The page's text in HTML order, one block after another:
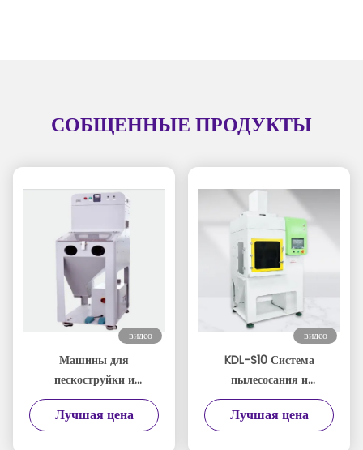
СОБЩЕННЫЕ ПРОДУКТЫ
видео
Машины для
пескоструйки и
полировки - зеркальная
пескоструйка KDL-S20
Лучшая цена
видео
KDL-S10 Система
пылесосания и
полировки зеркальной
отделки
Лучшая цена